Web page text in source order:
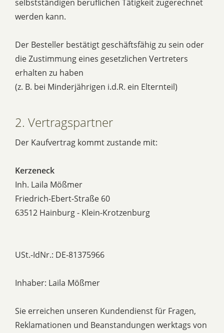
selbstständigen beruflichen Tätigkeit zugerechnet
werden kann.
Der Besteller bestätigt geschäftsfähig zu sein oder
die Zustimmung eines gesetzlichen Vertreters
erhalten zu haben
(z. B. bei Minderjährigen i.d.R. ein Elternteil)
2. Vertragspartner
Der Kaufvertrag kommt zustande mit:
Kerzeneck
Inh. Laila Mößmer
Friedrich-Ebert-Straße 60
63512 Hainburg - Klein-Krotzenburg
USt.-IdNr.: DE-81375966
Inhaber: Laila Mößmer
Sie erreichen unseren Kundendienst für Fragen,
Reklamationen und Beanstandungen werktags von